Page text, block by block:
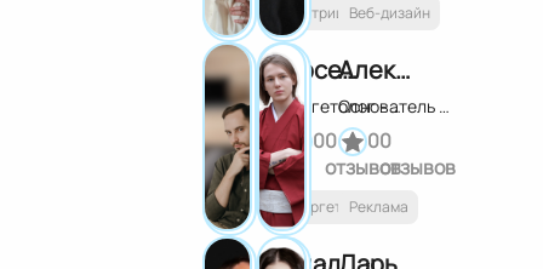
Нутрициология
Веб-дизайн
Арсений Нестеренко
Таргетолог - наставник
00
отзывов
Таргетинг
Алекс Чехович
Основатель Traffic Leaders
00
отзывов
Реклама